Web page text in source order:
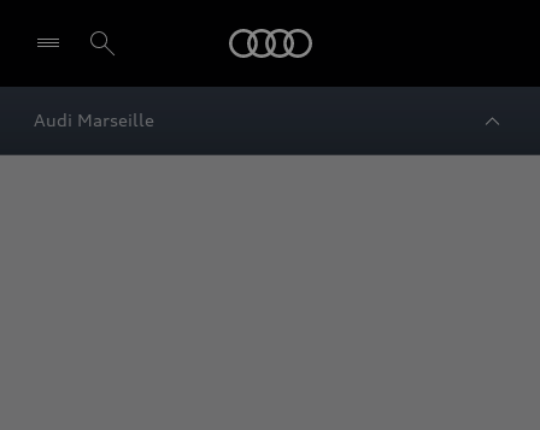
Audi Marseille